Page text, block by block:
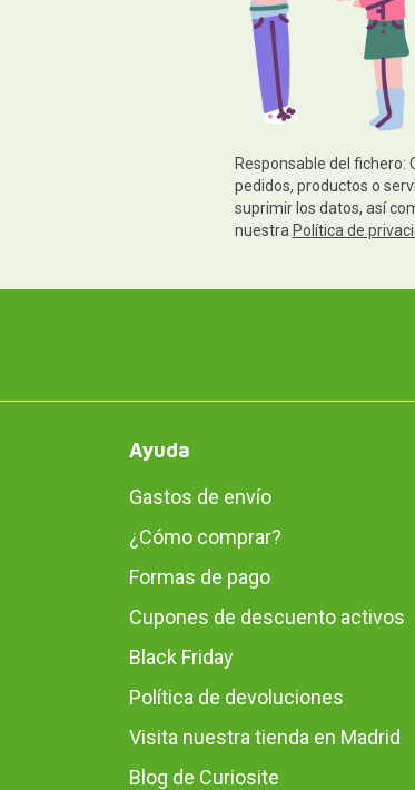
Responsable del fichero:
pedidos, productos o
suprimir los datos, así
nuestra Política de
Ayuda
Gastos de envío
¿Cómo comprar?
Formas de pago
Cupones de descuento activos
Black Friday
Política de devoluciones
Visita nuestra tienda en Madrid
Blog de Curiosite